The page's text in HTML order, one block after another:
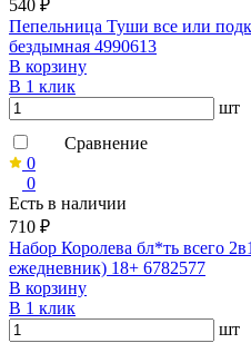
540 ₽
Пепельница Туши все или
бездымная 4990613
В корзину
В 1 клик
шт
Сравнение
0
0
Есть в наличии
710 ₽
Набор Королева бл*ть всего
ежедневник) 18+ 6782577
В корзину
В 1 клик
шт